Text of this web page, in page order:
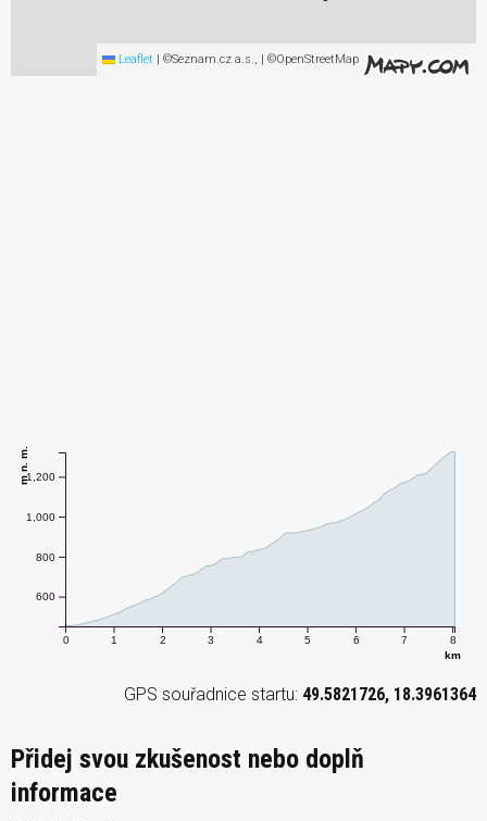
Leaflet | ©Seznam.cz a.s., | ©OpenStreetMap
0 1 2 3 4 5 6 7 8
km
600
800
1,000
1,200
m n. m.
GPS souřadnice startu: 49.5821726, 18.3961364
Přidej svou zkušenost nebo doplň
informace